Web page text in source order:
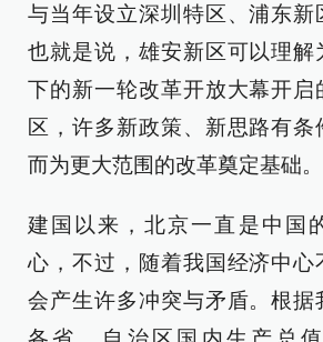
与当年设立深圳特区、浦东新
也就是说，雄安新区可以理解
下的新一轮改革开放大幕开启
区，许多新政策、新思路有条
而为更大范围的改革奠定基础。
建国以来，北京一直是中国
心，不过，随着我国经济中心
会产生许多冲突与矛盾。根据